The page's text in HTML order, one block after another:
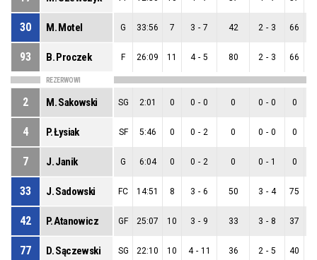
30 M. Motel G 33:56 7 3 - 7 42 2 - 3 66
93 B. Proczek F 26:09 11 4 - 5 80 2 - 3 66
REZERWOWI
2 M. Sakowski SG 2:01 0 0 - 0 0 0 - 0 0
4 P. Łysiak SF 5:46 0 0 - 2 0 0 - 0 0
7 J. Janik G 6:04 0 0 - 2 0 0 - 1 0
33 J. Sadowski FC 14:51 8 3 - 6 50 3 - 4 75
42 P. Atanowicz GF 25:07 10 3 - 9 33 3 - 8 37
77 D. Sączewski SG 22:10 10 4 - 11 36 2 - 5 40